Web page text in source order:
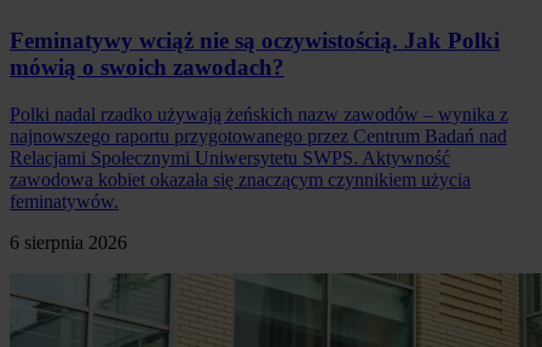
Feminatywy wciąż nie są oczywistością. Jak Polki
mówią o swoich zawodach?
Polki nadal rzadko używają żeńskich nazw zawodów – wynika z
najnowszego raportu przygotowanego przez Centrum Badań nad
Relacjami Społecznymi Uniwersytetu SWPS. Aktywność
zawodowa kobiet okazała się znaczącym czynnikiem użycia
feminatywów.
6 sierpnia 2026